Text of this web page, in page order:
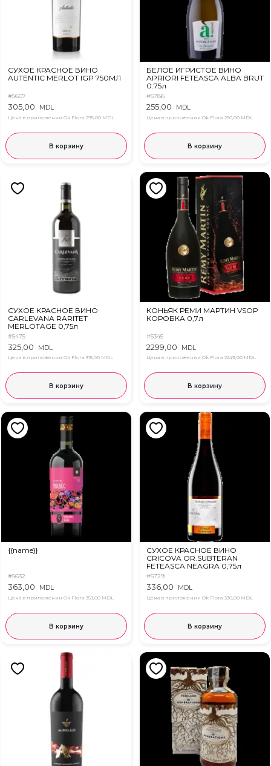
СУХОЕ КРАСНОЕ ВИНО
AUTENTIC MERLOT IGP 750МЛ
#5607
305,00 MDL
Цена в приложении Ok Flora 295,00 MDL
В корзину
БЕЛОЕ ИГРИСТОЕ ВИНО
APRIORI FETEASCA ALBA BRUT
0.75л
#5786
255,00 MDL
Цена в приложении Ok Flora 250,00 MDL
В корзину
СУХОЕ КРАСНОЕ ВИНО
CARLEVANA RARITET
MERLOTAGE 0,75л
#5475
325,00 MDL
Цена в приложении Ok Flora 315,00 MDL
В корзину
КОНЬЯК РЕМИ МАРТИН VSOP
КОРОБКА 0,7л
#5345
2299,00 MDL
Цена в приложении Ok Flora 2249,00 MDL
В корзину
{{name}}
#5632
363,00 MDL
Цена в приложении Ok Flora 353,00 MDL
В корзину
СУХОЕ КРАСНОЕ ВИНО
CRICOVA OR.SUBTERAN
FETEASCA NEAGRA 0,75л
#5729
336,00 MDL
Цена в приложении Ok Flora 330,00 MDL
В корзину